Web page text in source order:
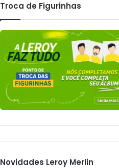
Troca de Figurinhas
Novidades Leroy Merlin